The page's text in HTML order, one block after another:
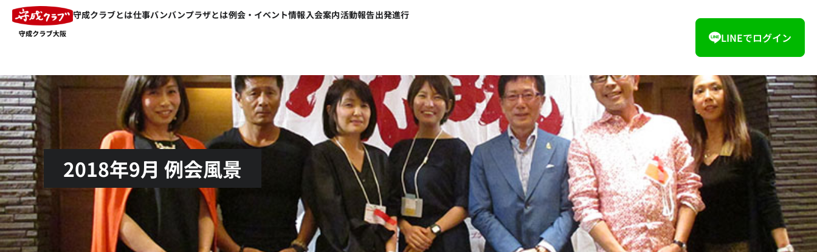
守成クラブとは仕事バンバンプラザとは例会・イベント情報入会案内活動報告出発進行
LINEでログイン
2018年9月 例会風景